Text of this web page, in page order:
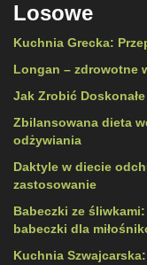
Losowe
Kuchnia Grecka:
Longan – zdrowotne
Jak Zrobić
Zbilansowana dieta
odżywiania
Daktyle w diecie
zastosowanie
Babeczki ze
babeczki dla
Kuchnia